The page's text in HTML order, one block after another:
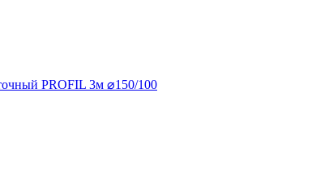
PROFIL 3м ⌀150/100